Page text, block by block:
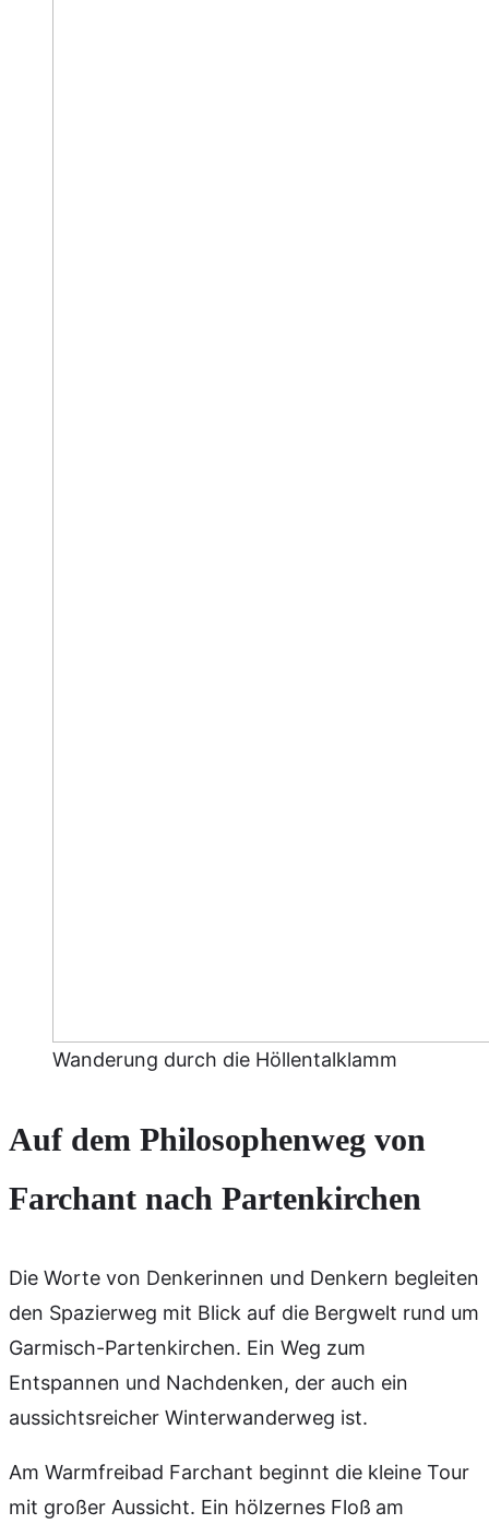
Wanderung durch die Höllentalklamm
Auf dem Philosophenweg von
Farchant nach Partenkirchen
Die Worte von Denkerinnen und Denkern begleiten
den Spazierweg mit Blick auf die Bergwelt rund um
Garmisch-Partenkirchen. Ein Weg zum
Entspannen und Nachdenken, der auch ein
aussichtsreicher Winterwanderweg ist.
Am Warmfreibad Farchant beginnt die kleine Tour
mit großer Aussicht. Ein hölzernes Floß am